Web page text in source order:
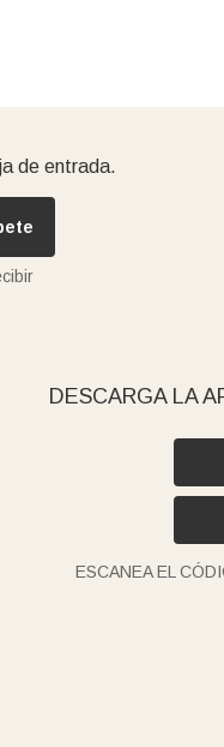
de entrada.
DESCARGA LA
ESCANEA EL